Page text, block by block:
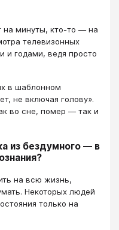
на минуты, кто-то ― на
телевизонных
и годами, ведя просто
в шаблонном
не включая голову».
во сне, помер ― так и
из бездумного ― в
на всю жизнь,
Некоторых людей
только на